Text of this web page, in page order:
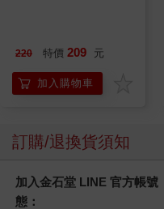
220 特價 209 元
加入購物車
訂購/退換貨須知
加入金石堂 LINE 官方帳
態：